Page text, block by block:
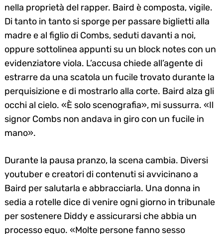
nella proprietà del rapper. Baird è composta, vigile.
Di tanto in tanto si sporge per passare biglietti alla
madre e al figlio di Combs, seduti davanti a noi,
oppure sottolinea appunti su un block notes con un
evidenziatore viola. L’accusa chiede all’agente di
estrarre da una scatola un fucile trovato durante la
perquisizione e di mostrarlo alla corte. Baird alza gli
occhi al cielo. «È solo scenografia», mi sussurra. «Il
signor Combs non andava in giro con un fucile in
mano».
Durante la pausa pranzo, la scena cambia. Diversi
youtuber e creatori di contenuti si avvicinano a
Baird per salutarla e abbracciarla. Una donna in
sedia a rotelle dice di venire ogni giorno in tribunale
per sostenere Diddy e assicurarsi che abbia un
processo equo. «Molte persone fanno sesso